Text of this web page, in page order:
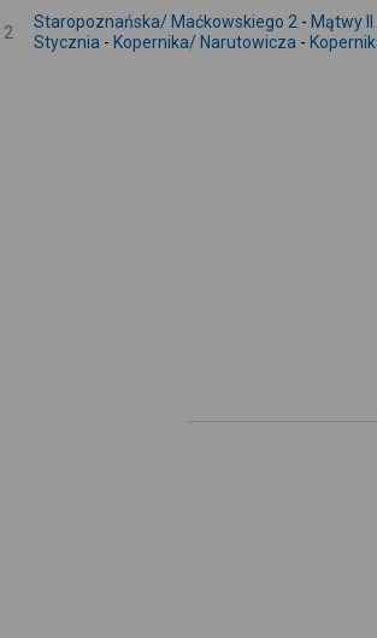
2
Staropoznańska/ Maćkowskiego 2 - Mątwy II
Stycznia - Kopernika/ Narutowicza -